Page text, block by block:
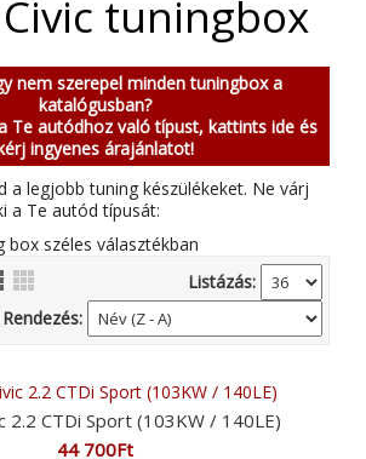
tuningbox
nem szerepel minden tuningbox a
katalógusban?
Te autódhoz való típust, kattints ide és
ingyenes árajánlatot!
a legjobb tuning készülékeket. Ne várj
a Te autód típusát:
box széles választékban
Listázás:
Rendezés:
2.2 CTDi Sport (103KW / 140LE)
44 700Ft